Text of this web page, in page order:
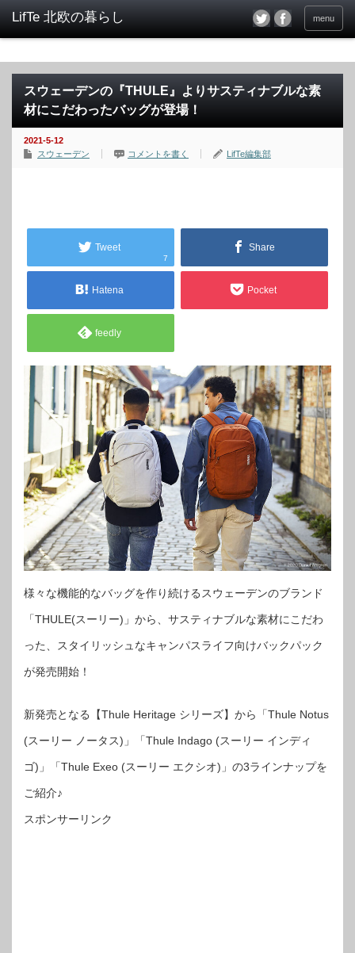
menu
スウェーデンの『THULE』よりサスティナブルな素
材にこだわったバッグが登場！
2021-5-12
スウェーデン
コメントを書く LifTe編集部
Tweet
7
Share
Hatena Pocket
feedly
様々な機能的なバッグを作り続けるスウェーデンのブランド
「THULE(スーリー)」から、サスティナブルな素材にこだわ
った、スタイリッシュなキャンパスライフ向けバックパック
が発売開始！
新発売となる【Thule Heritage シリーズ】から「Thule Notus
(スーリー ノータス)」「Thule Indago (スーリー インディ
ゴ)」「Thule Exeo (スーリー エクシオ)」の3ラインナップを
ご紹介♪
スポンサーリンク